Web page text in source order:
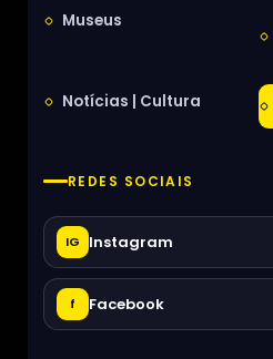
Museus
Notícias | Cultura
REDES SOCIAIS
IG Instagram
f Facebook